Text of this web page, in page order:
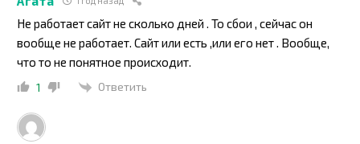
Не работает сайт не сколько дней . То сбои , сейчас он
вообще не работает. Сайт или есть ,или его нет . Вообще,
что то не понятное происходит.
1 Ответить